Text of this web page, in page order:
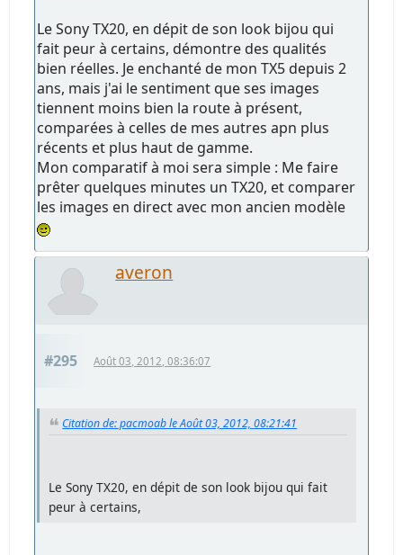
Le Sony TX20, en dépit de son look bijou qui
fait peur à certains, démontre des qualités
bien réelles. Je enchanté de mon TX5 depuis 2
ans, mais j'ai le sentiment que ses images
tiennent moins bien la route à présent,
comparées à celles de mes autres apn plus
récents et plus haut de gamme.
Mon comparatif à moi sera simple : Me faire
prêter quelques minutes un TX20, et comparer
les images en direct avec mon ancien modèle
averon
#295 Août 03, 2012, 08:36:07
Citation de: pacmoab le Août 03, 2012, 08:21:41
Le Sony TX20, en dépit de son look bijou qui fait
peur à certains,